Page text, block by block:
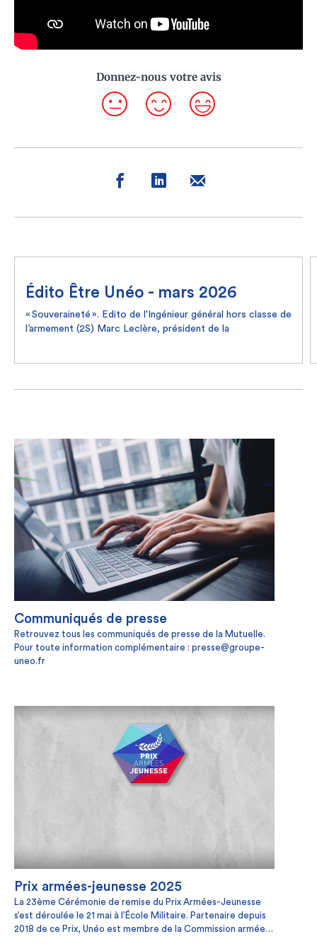
Donnez-nous votre avis
Édito Être Unéo - mars 2026
« Souveraineté ». Edito de l'Ingénieur général hors classe de
l’armement (2S) Marc Leclère, président de la
Communiqués de presse
Retrouvez tous les communiqués de presse de la Mutuelle.
Pour toute information complémentaire : presse@groupe-
uneo.fr
Prix armées-jeunesse 2025
La 23ème Cérémonie de remise du Prix Armées-Jeunesse
s’est déroulée le 21 mai à l’École Militaire. Partenaire depuis
2018 de ce Prix, Unéo est membre de la Commission armées-